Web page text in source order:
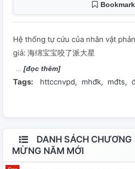
Bookmark
Hệ thống tự cứu của nhân vật
giả: 海绵宝宝咬了派大星
[đọc thêm]
Tags: httccnvpd mhđk mđts
DANH SÁCH
MỪNG NĂM MỚI